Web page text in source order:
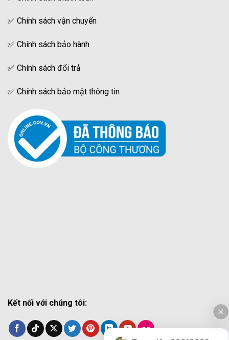
✅ Chính sách vận chuyển
✅ Chính sách bảo hành
✅ Chính sách đổi trả
✅ Chính sách bảo mật thông tin
Kết nối với chúng tôi: